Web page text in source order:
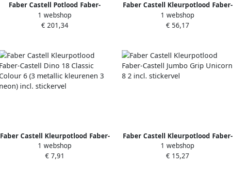
Faber Castell Potlood Faber-
Castell grafiet Dino en Unicorn
HB 80x standaard en 60x HB
1 webshop
€ 201,34
Faber Castell Kleurpotlood Faber-
Castell Black Edition 72 stuks in
roletui zwart
1 webshop
€ 56,17
Faber Castell Kleurpotlood Faber-
Castell Dino 18 Classic Colour 6 (3
metallic kleurenen 3 neon) incl.
1 webshop
€ 7,91
Faber Castell Kleurpotlood Faber-
Castell Jumbo Grip Unicorn 8 2
incl. stickervel
1 webshop
€ 15,27